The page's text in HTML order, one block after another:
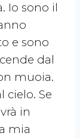
Io sono il
e sono
dal
muoia.
cielo. Se
in
mia